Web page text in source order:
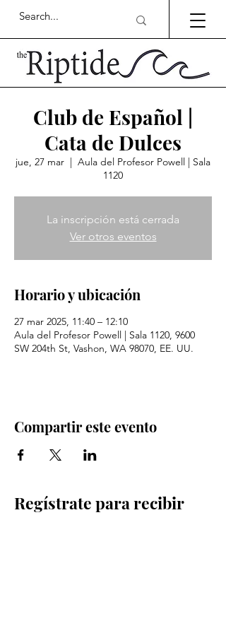
Club de Español |
Cata de Dulces
jue, 27 mar
  |
Aula del Profesor Powell | Sala
1120
La inscripción está cerrada
Ver otros eventos
Horario y ubicación
27 mar 2025, 11:40 – 12:10
Aula del Profesor Powell | Sala 1120, 9600
SW 204th St, Vashon, WA 98070, EE. UU.
Compartir este evento
Regístrate para recibir